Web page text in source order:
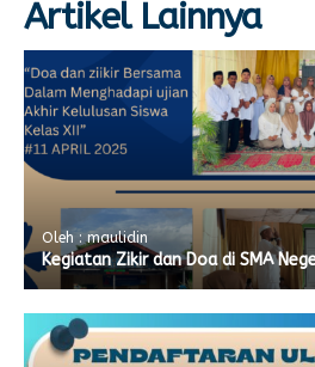
Artikel Lainnya
Oleh : maulidin
Kegiatan Zikir dan Doa di SMA